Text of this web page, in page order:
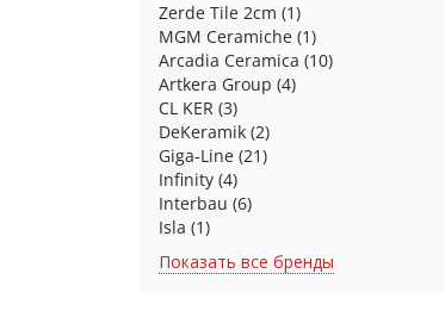
Zerde Tile 2cm (1)
MGM Ceramiche (1)
Arcadia Ceramica (10)
Artkera Group (4)
CL KER (3)
DeKeramik (2)
Giga-Line (21)
Infinity (4)
Interbau (6)
Isla (1)
Показать все бренды